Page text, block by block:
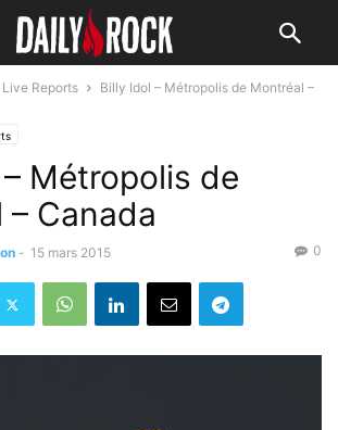
Live Reports
Billy Idol – Métropolis de Montréal –
Métropolis de
Canada
- 15 mars 2015 0